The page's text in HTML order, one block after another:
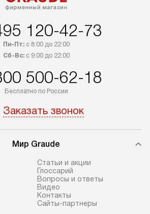
120-42-73
Пн-Пт:с 8:00 до 22:00
Сб-Вс:с 9:00 до 22:00
500-62-18
Бесплатно по России
Заказать звонок
Мир Graude
Статьи и акции
Глоссарий
Вопросы и ответы
Видео
Контакты
Сайты-партнеры